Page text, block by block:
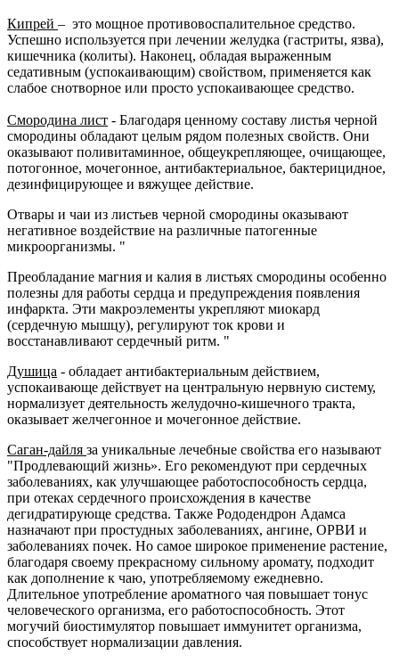
Кипрей – это мощное противовоспалительное средство.
Успешно используется при лечении желудка (гастриты, язва),
кишечника (колиты). Наконец, обладая выраженным
седативным (успокаивающим) свойством, применяется как
слабое снотворное или просто успокаивающее средство.
Смородина лист - Благодаря ценному составу листья черной
смородины обладают целым рядом полезных свойств. Они
оказывают поливитаминное, общеукрепляющее, очищающее,
потогонное, мочегонное, антибактериальное, бактерицидное,
дезинфицирующее и вяжущее действие.
Отвары и чаи из листьев черной смородины оказывают
негативное воздействие на различные патогенные
микроорганизмы. "
Преобладание магния и калия в листьях смородины особенно
полезны для работы сердца и предупреждения появления
инфаркта. Эти макроэлементы укрепляют миокард
(сердечную мышцу), регулируют ток крови и
восстанавливают сердечный ритм. "
Душица - обладает антибактериальным действием,
успокаивающе действует на центральную нервную систему,
нормализует деятельность желудочно-кишечного тракта,
оказывает желчегонное и мочегонное действие.
Саган-дайля за уникальные лечебные свойства его называют
"Продлевающий жизнь». Его рекомендуют при сердечных
заболеваниях, как улучшающее работоспособность сердца,
при отеках сердечного происхождения в качестве
дегидратирующе средства. Также Рододендрон Адамса
назначают при простудных заболеваниях, ангине, ОРВИ и
заболеваниях почек. Но самое широкое применение растение,
благодаря своему прекрасному сильному аромату, подходит
как дополнение к чаю, употребляемому ежедневно.
Длительное употребление ароматного чая повышает тонус
человеческого организма, его работоспособность. Этот
могучий биостимулятор повышает иммунитет организма,
способствует нормализации давления.